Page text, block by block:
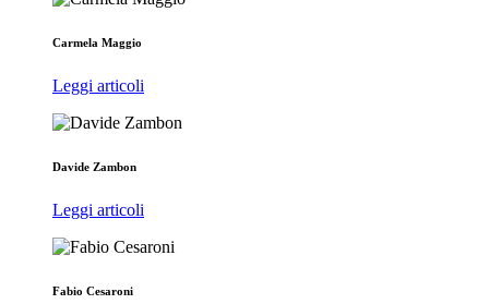
Carmela Maggio
Leggi articoli
Davide Zambon
Leggi articoli
Fabio Cesaroni